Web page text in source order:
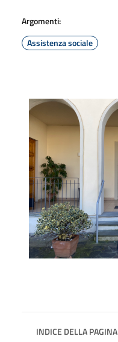
Argomenti:
Assistenza sociale
INDICE DELLA PAGINA